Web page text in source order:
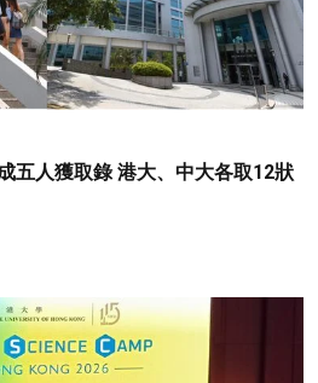
五人獲取錄 港大、中大各取12狀